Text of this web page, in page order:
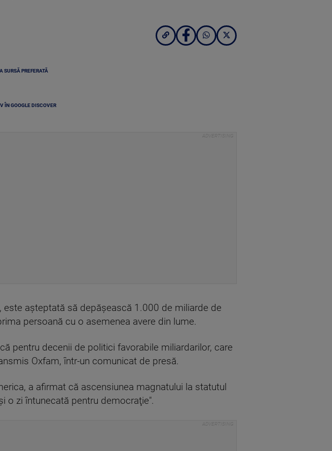
SURSĂ PREFERATĂ
ÎN GOOGLE DISCOVER
este aşteptată să depăşească 1.000 de miliarde de
persoană cu o asemenea avere din lume.
pentru decenii de politici favorabile miliardarilor, care
Oxfam, într-un comunicat de presă.
a afirmat că ascensiunea magnatului la statutul
o zi întunecată pentru democraţie".